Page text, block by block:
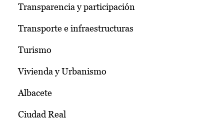
Transparencia y participación
Transporte e infraestructuras
Turismo
Vivienda y Urbanismo
Albacete
Ciudad Real